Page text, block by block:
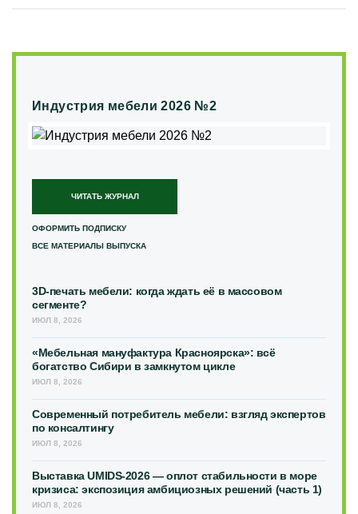
Индустрия мебели 2026 №2
ЧИТАТЬ ЖУРНАЛ
ОФОРМИТЬ ПОДПИСКУ
ВСЕ МАТЕРИАЛЫ ВЫПУСКА
3D-печать мебели: когда ждать её в массовом
сегменте?
ИЮЛ 8, 2026
«Мебельная мануфактура Красноярска»: всё
богатство Сибири в замкнутом цикле
ИЮЛ 8, 2026
Современный потребитель мебели: взгляд экспертов
по консалтингу
ИЮЛ 8, 2026
Выставка UMIDS-2026 — оплот стабильности в море
кризиса: экспозиция амбициозных решений (часть 1)
ИЮЛ 8, 2026